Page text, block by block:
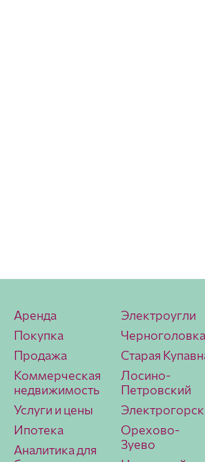
Аренда
Покупка
Продажа
Коммерческая
недвижимость
Услуги и цены
Ипотека
Аналитика для
Электроугли
Черноголовка
Старая
Лосино-
Петровский
Электрогорск
Орехово-
Зуево